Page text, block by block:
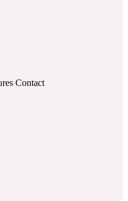
Contact